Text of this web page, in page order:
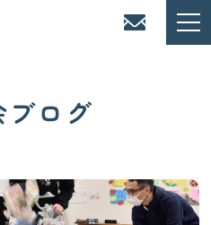
ブログ